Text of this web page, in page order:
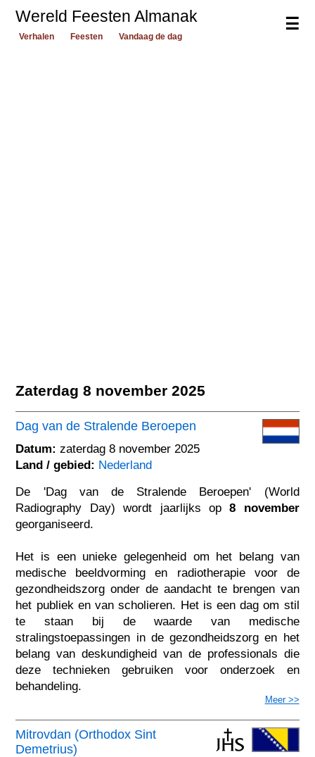
☰
Wereld Feesten Almanak
Verhalen Feesten Vandaag de dag
Zaterdag 8 november 2025
Dag van de Stralende Beroepen
Datum: zaterdag 8 november 2025
Land / gebied: Nederland
De 'Dag van de Stralende Beroepen' (World
Radiography Day) wordt jaarlijks op8 november
georganiseerd.
Het is een unieke gelegenheid om het belang van
medische beeldvorming en radiotherapie voor de
gezondheidszorg onder de aandacht te brengen van
het publiek en van scholieren. Het is een dag om stil
te staan bij de waarde van medische
stralingstoepassingen in de gezondheidszorg en het
belang van deskundigheid van de professionals die
deze technieken gebruiken voor onderzoek en
behandeling.
Meer >>
Mitrovdan (Orthodox Sint
Demetrius)